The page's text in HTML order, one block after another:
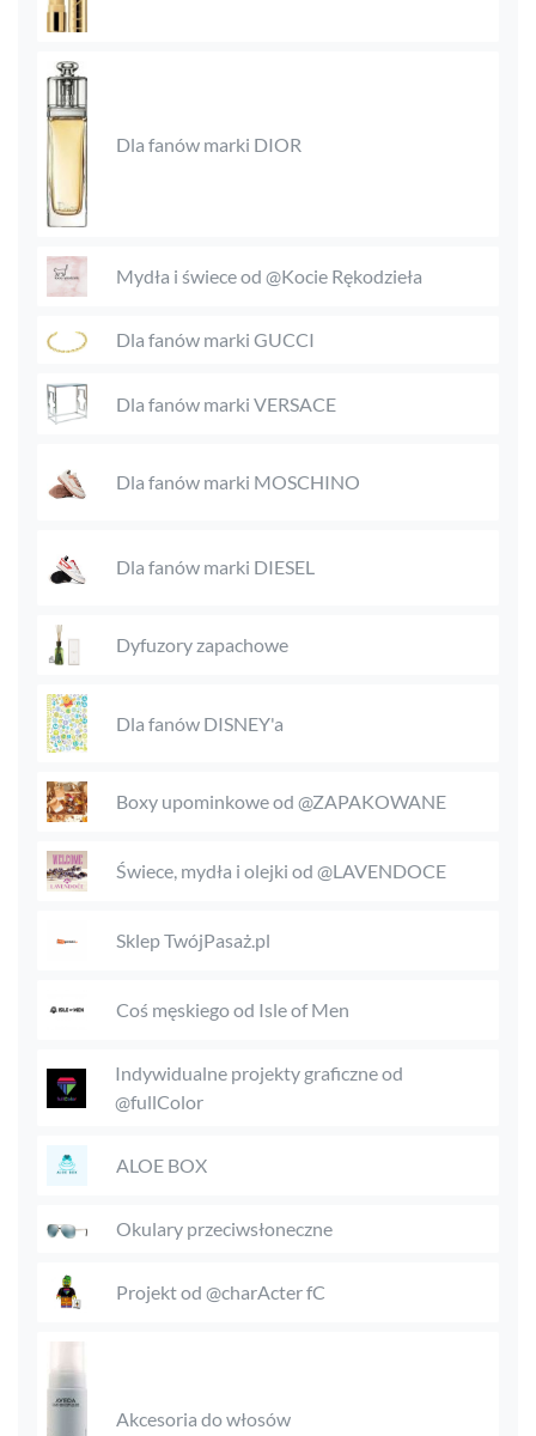
Dla fanów marki DIOR
Mydła i świece od @Kocie Rękodzieła
Dla fanów marki GUCCI
Dla fanów marki VERSACE
Dla fanów marki MOSCHINO
Dla fanów marki DIESEL
Dyfuzory zapachowe
Dla fanów DISNEY'a
Boxy upominkowe od @ZAPAKOWANE
Świece, mydła i olejki od @LAVENDOCE
Sklep TwójPasaż.pl
Coś męskiego od Isle of Men
Indywidualne projekty graficzne od
@fullColor
ALOE BOX
Okulary przeciwsłoneczne
Projekt od @charActer fC
Akcesoria do włosów